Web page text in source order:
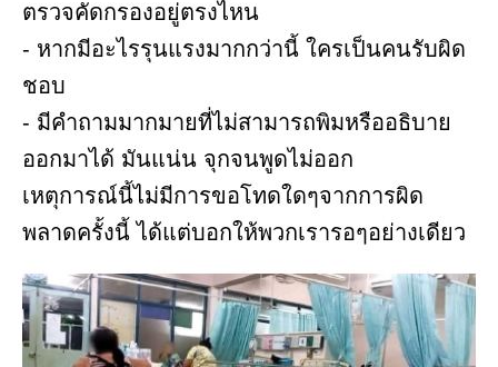
ตรวจคัดกรองอยู่ตรงไหน
- หากมีอะไรรุนแรงมากกว่านี้ ใครเป็นคนรับผิด
ชอบ
- มีคำถามมากมายที่ไม่สามารถพิมหรืออธิบาย
ออกมาได้ มันแน่น จุกจนพูดไม่ออก
เหตุการณ์นี้ไม่มีการขอโทดใดๆจากการผิด
พลาดครั้งนี้ ได้แต่บอกให้พวกเรารอๆอย่างเดียว